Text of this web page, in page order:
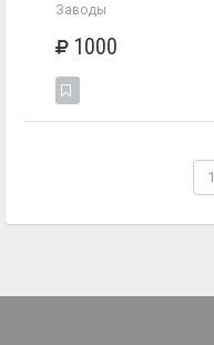
Заводы
1000
1